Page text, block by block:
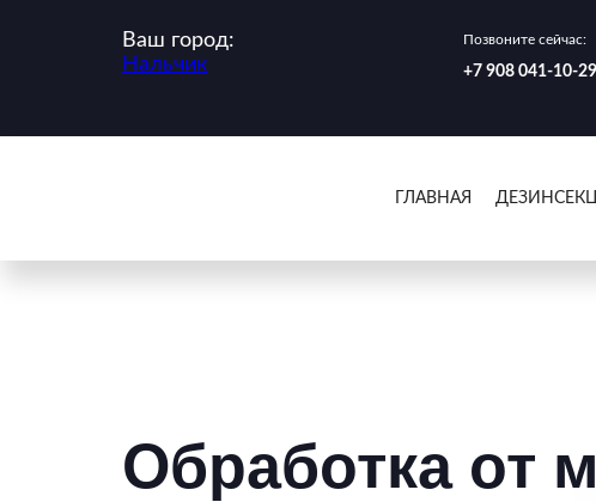
Ваш город:
Нальчик
Позвоните сейчас:
‪+7 908 041-10-29
ГЛАВНАЯ
Обработка от